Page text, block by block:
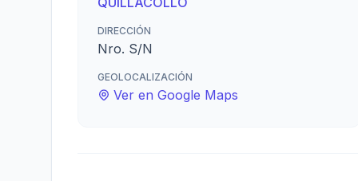
DIRECCIÓN
Nro. S/N
GEOLOCALIZACIÓN
Ver en Google Maps